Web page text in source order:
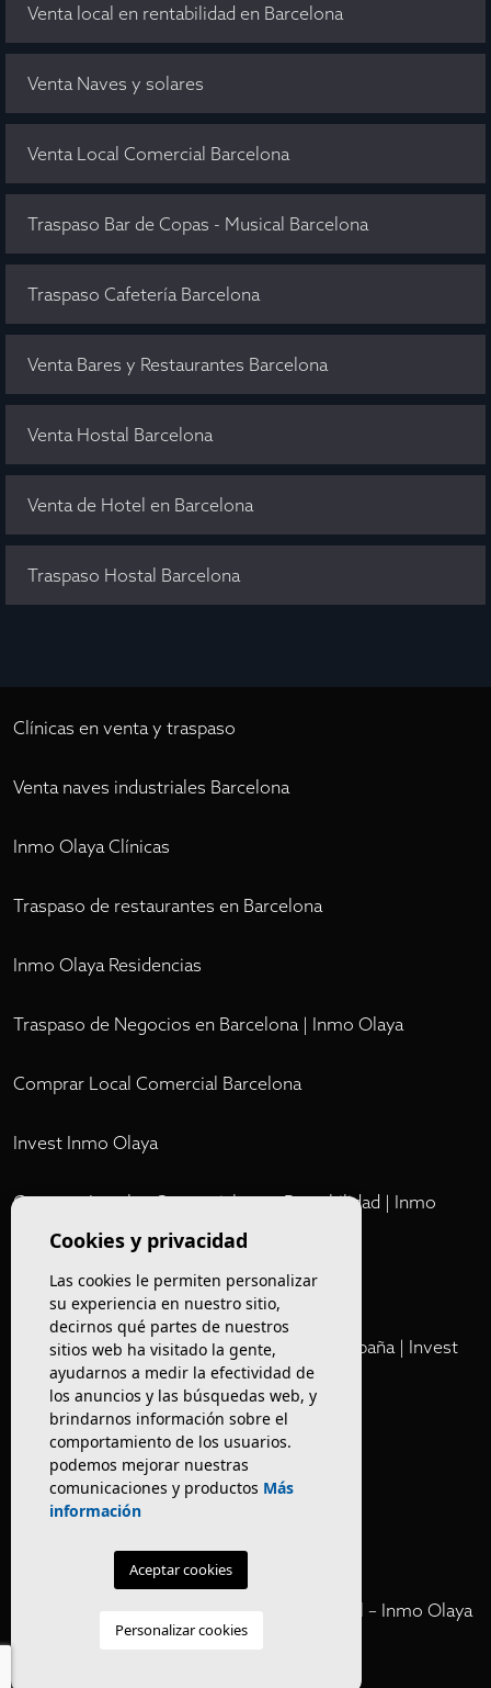
Venta local en rentabilidad en Barcelona
Venta Naves y solares
Venta Local Comercial Barcelona
Traspaso Bar de Copas - Musical Barcelona
Traspaso Cafetería Barcelona
Venta Bares y Restaurantes Barcelona
Venta Hostal Barcelona
Venta de Hotel en Barcelona
Traspaso Hostal Barcelona
Clínicas en venta y traspaso
Venta naves industriales Barcelona
Inmo Olaya Clínicas
Traspaso de restaurantes en Barcelona
Inmo Olaya Residencias
Traspaso de Negocios en Barcelona | Inmo Olaya
Comprar Local Comercial Barcelona
Invest Inmo Olaya
Comprar Locales Comerciales en Rentabilidad | Inmo
Cartera Privada de Activos Hoteleros en España | Invest
Inmo Olaya
Venta de edificios
Comprar restaurante en Barcelona
Negocios en rentabilidad en Barcelona
Vender Hotel en España | Venta Confidencial – Inmo Olaya
Cookies y privacidad
Las cookies le permiten personalizar
su experiencia en nuestro sitio,
decirnos qué partes de nuestros
sitios web ha visitado la gente,
ayudarnos a medir la efectividad de
los anuncios y las búsquedas web, y
brindarnos información sobre el
comportamiento de los usuarios.
podemos mejorar nuestras
comunicaciones y productos Más
información
Aceptar cookies
Personalizar cookies